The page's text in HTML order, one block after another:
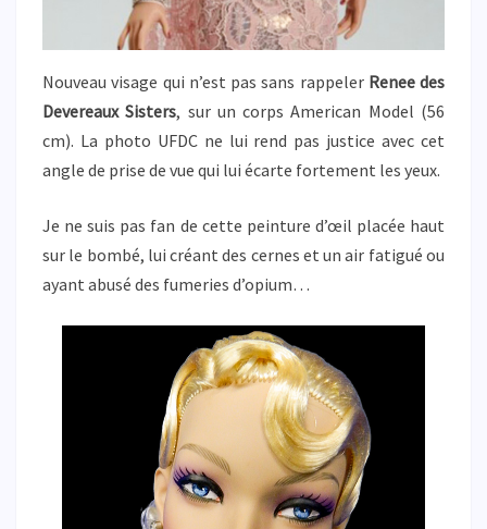
Nouveau visage qui n’est pas sans rappeler Renee des
Devereaux Sisters, sur un corps American Model (56
cm). La photo UFDC ne lui rend pas justice avec cet
angle de prise de vue qui lui écarte fortement les yeux.
Je ne suis pas fan de cette peinture d’œil placée haut
sur le bombé, lui créant des cernes et un air fatigué ou
ayant abusé des fumeries d’opium…